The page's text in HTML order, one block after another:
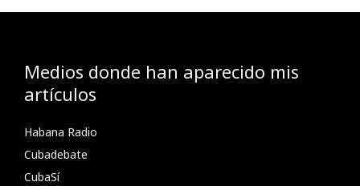
Medios donde han aparecido mis
artículos
Habana Radio
Cubadebate
CubaSí